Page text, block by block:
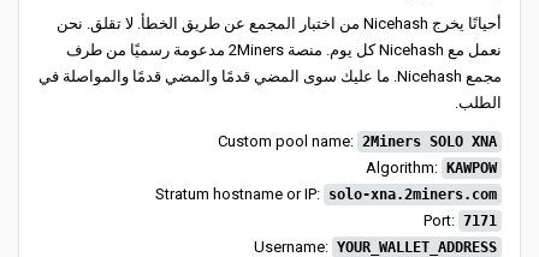
أحيانًا يخرج Nicehash من اختبار المجمع عن طريق الخطأ. لا تقلق. نحن
نعمل مع Nicehash كل يوم. منصة 2Miners مدعومة رسميًا من طرف
مجمع Nicehash. ما عليك سوى المضي قدمًا والمضي قدمًا والمواصلة في
الطلب.
Custom pool name: 2Miners SOLO XNA
Algorithm: KAWPOW
Stratum hostname or IP: solo-xna.2miners.com
Port: 7171
Username: YOUR_WALLET_ADDRESS